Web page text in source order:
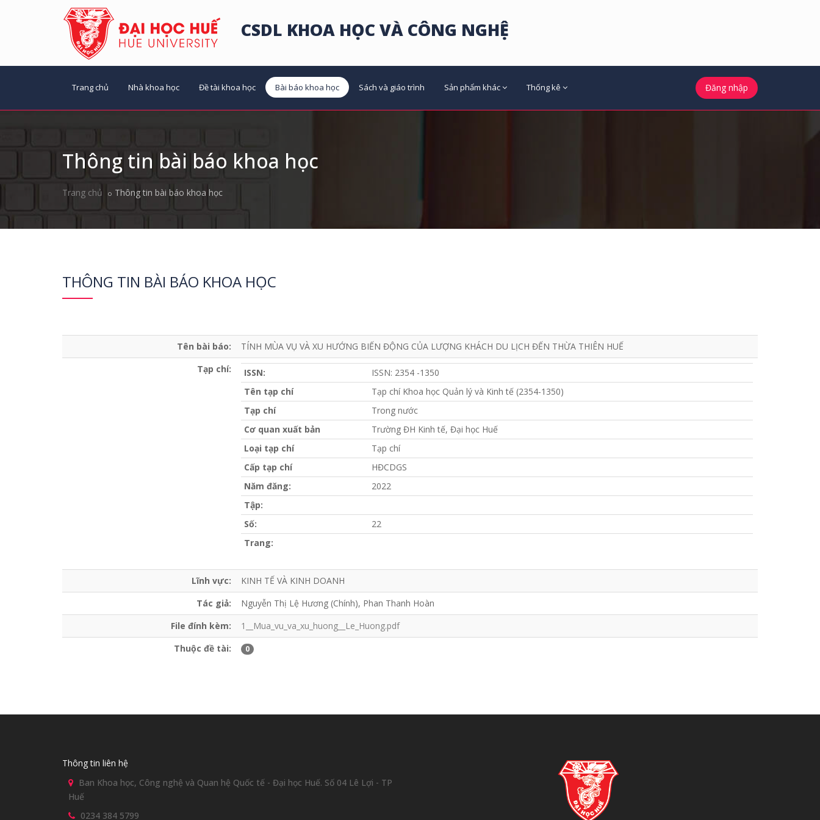
CSDL KHOA HỌC VÀ CÔNG NGHỆ
Trang chủ Nhà khoa học Đề tài khoa học Bài báo khoa học Sách và giáo trình Sản phẩm khác Thống kê Đăng nhập
Thông tin bài báo khoa học
Trang chủ Thông tin bài báo khoa học
THÔNG TIN BÀI BÁO KHOA HỌC
Tên bài báo:
TÍNH MÙA VỤ VÀ XU HƯỚNG BIẾN ĐỘNG CỦA LƯỢNG KHÁCH DU LỊCH ĐẾN THỪA THIÊN HUẾ
Tạp chí:
ISSN:
ISSN: 2354 -1350
Tên tạp chí
Tạp chí Khoa học Quản lý và Kinh tế (2354-1350)
Tạp chí
Trong nước
Cơ quan xuất bản
Trường ĐH Kinh tế, Đại học Huế
Loại tạp chí
Tạp chí
Cấp tạp chí
HĐCDGS
Năm đăng:
2022
Tập:
Số:
22
Trang:
Lĩnh vực:
KINH TẾ VÀ KINH DOANH
Tác giả:
Nguyễn Thị Lệ Hương (Chính), Phan Thanh Hoàn
File đính kèm:
1__Mua_vu_va_xu_huong__Le_Huong.pdf
Thuộc đề tài:
0
Thông tin liên hệ
Ban Khoa học, Công nghệ và Quan hệ Quốc tế - Đại học Huế. Số 04 Lê Lợi - TP
Huế
0234 384 5799